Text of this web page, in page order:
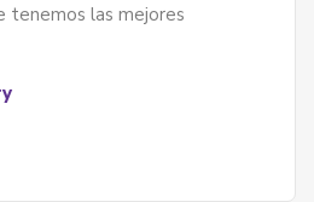
tenemos las mejores